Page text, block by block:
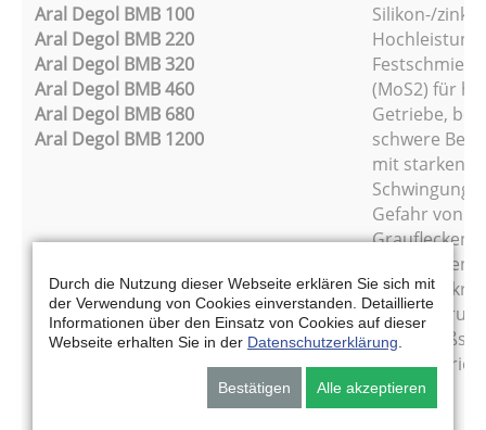
Aral Degol BMB 100
Aral Degol BMB 220
Aral Degol BMB 320
Aral Degol BMB 460
Aral Degol BMB 680
Aral Degol BMB 1200
Silikon-/
(MoS2) für
Getriebe,
schwere
mit starken
Gefahr von
Gute
CLP-F
51 517-3.
Durch die Nutzung dieser Webseite erklären Sie sich mit
der Verwendung von Cookies einverstanden. Detaillierte
Informationen über den Einsatz von Cookies auf dieser
Webseite erhalten Sie in der Datenschutzerklärung
Bestätigen Alle akzeptieren